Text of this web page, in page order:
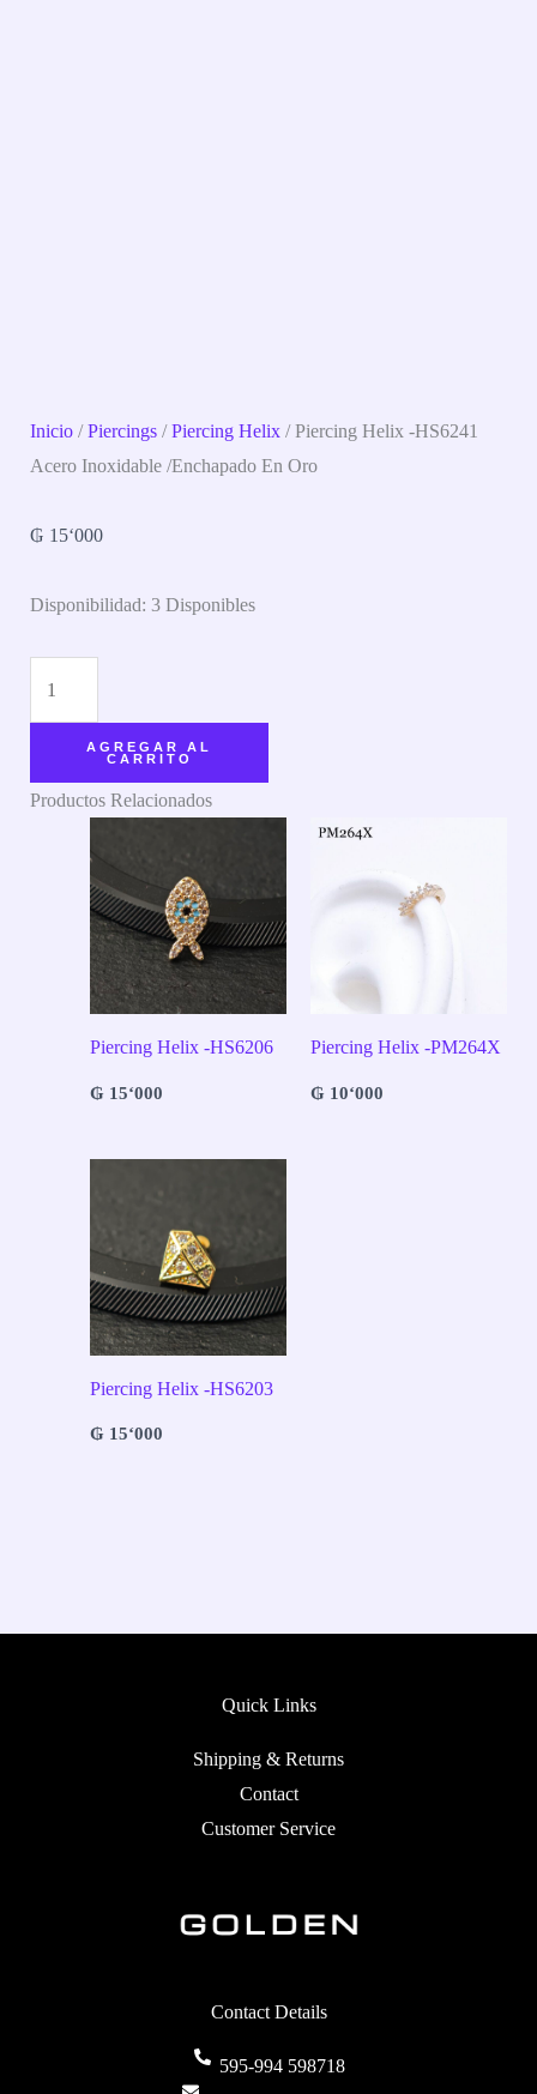
Inicio /Piercings /Piercing Helix / Piercing Helix -HS6241
Acero Inoxidable /enchapado En Oro
₲ 15‘000
Disponibilidad: 3 Disponibles
AGREGAR AL
CARRITO
Productos Relacionados
Piercing Helix -HS6206
₲15‘000
Piercing Helix -PM264X
₲10‘000
Piercing Helix -HS6203
₲15‘000
Contact Details
595-994 598718
Quick Links
Shipping & Returns
Contact
Customer Service